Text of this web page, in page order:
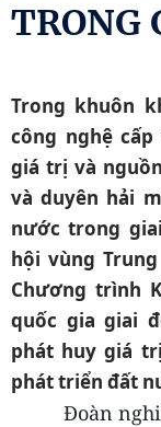
TRONG
Trong khuôn
công nghệ
giá trị và
và duyên hải
nước trong
hội vùng
Chương trình
quốc gia giai
phát huy giá
phát triển đất
Đoàn